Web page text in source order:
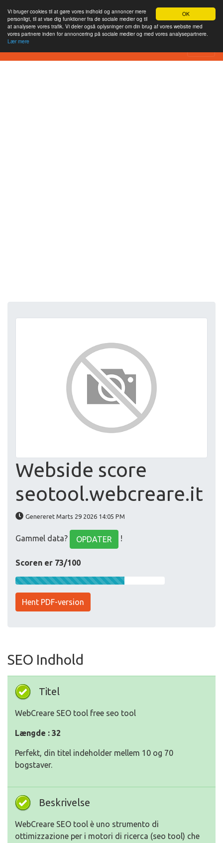
OK
Vi bruger cookies til at gøre vores indhold og annoncer mere
personligt, til at vise dig funktioner fra de sociale medier og til
at analysere vores trafik. Vi deler også oplysninger om din brug af vores website med
vores partnere inden for annoncering på sociale medier og med vores analysepartnere.
Lær mere
XBOXTURK Website Review
Webside score
seotool.webcreare.it
Genereret Marts 29 2026 14:05 PM
Gammel data? OPDATER !
Scoren er 73/100
Hent PDF-version
SEO Indhold
Titel
WebCreare SEO tool free seo tool
Længde : 32
Perfekt, din titel indeholder mellem 10 og 70
bogstaver.
Beskrivelse
WebCreare SEO tool è uno strumento di
ottimizzazione per i motori di ricerca (seo tool) che